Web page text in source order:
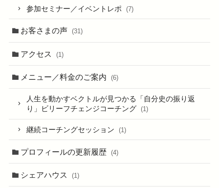
参加セミナー／イベントレポ (7)
お客さまの声 (31)
アクセス (1)
メニュー／料金のご案内 (6)
人生を動かすベクトルが見つかる「自分史の振り返
り」ビリーフチェンジコーチング
(1)
継続コーチングセッション (1)
プロフィールの更新履歴 (4)
シェアハウス (1)